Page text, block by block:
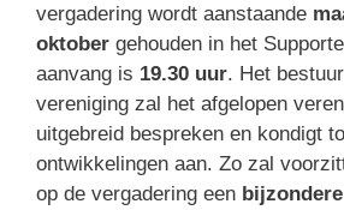
vergadering wordt aanstaande
oktober gehouden in het
aanvang is 19.30 uur. Het
vereniging zal het afgelopen
uitgebreid bespreken en kondigt
ontwikkelingen aan. Zo zal
op de vergadering een